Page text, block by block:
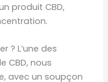
produit CBD,
? L’une des
CBD, nous
avec un soupçon